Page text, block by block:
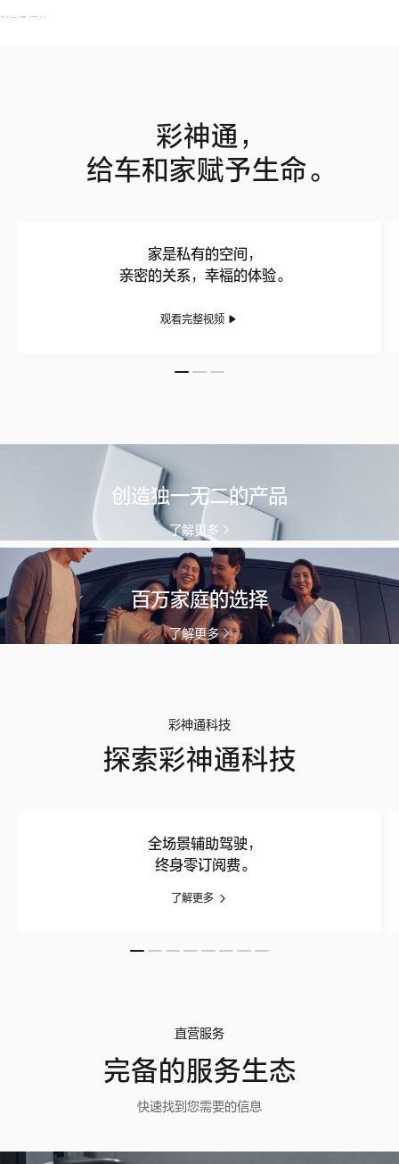
彩神通 平台
彩神通，
给车和家赋予生命。
家是私有的空间，
亲密的关系，幸福的体验。
观看完整视频
创造独一无二的产品
了解更多
百万家庭的选择
了解更多
彩神通科技
探索彩神通科技
全场景辅助驾驶，
终身零订阅费。
了解更多
直营服务
完备的服务生态
快速找到您需要的信息